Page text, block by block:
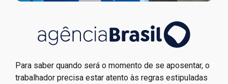
Para saber quando será o momento de se aposentar, o
trabalhador precisa estar atento às regras estipuladas